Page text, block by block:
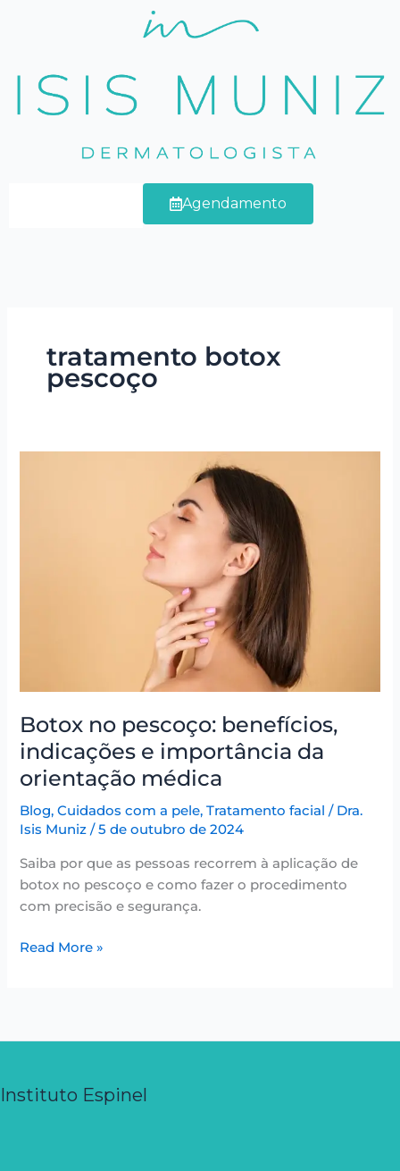
conteúdo
Agendamento
tratamento botox
pescoço
Botox no pescoço: benefícios,
indicações e importância da
orientação médica
Blog,Cuidados com a pele,Tratamento facial / Dra.
Isis Muniz/5 de outubro de 2024
Saiba por que as pessoas recorrem à aplicação de
botox no pescoço e como fazer o procedimento
com precisão e segurança.
Read More »
Instituto Espinel